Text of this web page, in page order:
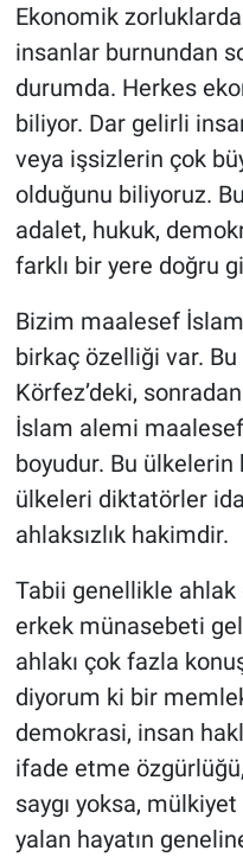
Ekonomik
insanlar burnundan
durumda. Herkes
biliyor. Dar gelirli
veya işsizlerin çok
olduğunu biliyoruz.
adalet, hukuk,
farklı bir yere doğru
Bizim maalesef
birkaç özelliği var.
Körfez’deki,
İslam alemi
boyudur. Bu
ülkeleri diktatörler
ahlaksızlık hakimdir.
Tabii genellikle ahlak
erkek münasebeti
ahlakı çok fazla
diyorum ki bir
demokrasi, insan
ifade etme
saygı yoksa, mülkiyet
yalan hayatın
Türkiye'nin
Türkiye'nin
Yerel Gündem
Yerel Yaşam
Canlı Yayın